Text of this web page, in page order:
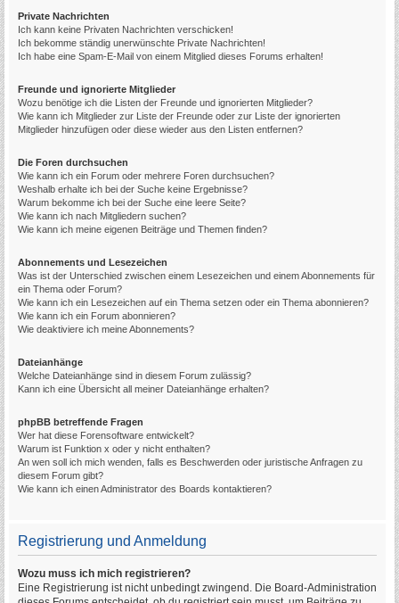
Private Nachrichten
Ich kann keine Privaten Nachrichten verschicken!
Ich bekomme ständig unerwünschte Private Nachrichten!
Ich habe eine Spam-E-Mail von einem Mitglied dieses Forums erhalten!
Freunde und ignorierte Mitglieder
Wozu benötige ich die Listen der Freunde und ignorierten Mitglieder?
Wie kann ich Mitglieder zur Liste der Freunde oder zur Liste der ignorierten
Mitglieder hinzufügen oder diese wieder aus den Listen entfernen?
Die Foren durchsuchen
Wie kann ich ein Forum oder mehrere Foren durchsuchen?
Weshalb erhalte ich bei der Suche keine Ergebnisse?
Warum bekomme ich bei der Suche eine leere Seite?
Wie kann ich nach Mitgliedern suchen?
Wie kann ich meine eigenen Beiträge und Themen finden?
Abonnements und Lesezeichen
Was ist der Unterschied zwischen einem Lesezeichen und einem Abonnements für
ein Thema oder Forum?
Wie kann ich ein Lesezeichen auf ein Thema setzen oder ein Thema abonnieren?
Wie kann ich ein Forum abonnieren?
Wie deaktiviere ich meine Abonnements?
Dateianhänge
Welche Dateianhänge sind in diesem Forum zulässig?
Kann ich eine Übersicht all meiner Dateianhänge erhalten?
phpBB betreffende Fragen
Wer hat diese Forensoftware entwickelt?
Warum ist Funktion x oder y nicht enthalten?
An wen soll ich mich wenden, falls es Beschwerden oder juristische Anfragen zu
diesem Forum gibt?
Wie kann ich einen Administrator des Boards kontaktieren?
Registrierung und Anmeldung
Wozu muss ich mich registrieren?
Eine Registrierung ist nicht unbedingt zwingend. Die Board-Administration